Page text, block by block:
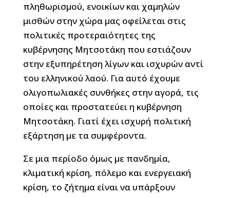
πληθωρισμού, ενοικίων και χαμηλών
μισθών στην χώρα μας οφείλεται στις
πολιτικές προτεραιότητες της
κυβέρνησης Μητσοτάκη που εστιάζουν
στην εξυπηρέτηση λίγων και ισχυρών αντί
του ελληνικού λαού. Για αυτό έχουμε
ολιγοπωλιακές συνθήκες στην αγορά, τις
οποίες και προστατεύει η κυβέρνηση
Μητσοτάκη. Γιατί έχει ισχυρή πολιτική
εξάρτηση με τα συμφέροντα.
Σε μια περίοδο όμως με πανδημία,
κλιματική κρίση, πόλεμο και ενεργειακή
κρίση, το ζήτημα είναι να υπάρξουν